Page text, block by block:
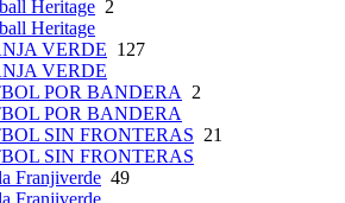
Heritage 2
Heritage
VERDE 127
VERDE
POR BANDERA
2
POR BANDERA
SIN FRONTERAS 21
SIN FRONTERAS
Franjiverde 49